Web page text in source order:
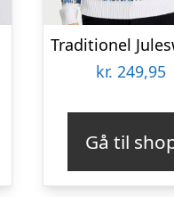
kr. 249,95
Gå til